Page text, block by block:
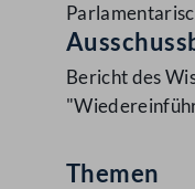
Bericht des
Themen